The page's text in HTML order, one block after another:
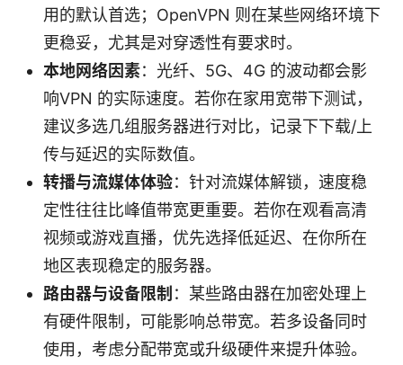
用的默认首选；OpenVPN 则在某些网络环境下
更稳妥，尤其是对穿透性有要求时。
本地网络因素：光纤、5G、4G 的波动都会影
响VPN 的实际速度。若你在家用宽带下测试，
建议多选几组服务器进行对比，记录下下载/上
传与延迟的实际数值。
转播与流媒体体验：针对流媒体解锁，速度稳
定性往往比峰值带宽更重要。若你在观看高清
视频或游戏直播，优先选择低延迟、在你所在
地区表现稳定的服务器。
路由器与设备限制 ：某些路由器在加密处理上
有硬件限制，可能影响总带宽。若多设备同时
使用，考虑分配带宽或升级硬件来提升体验。